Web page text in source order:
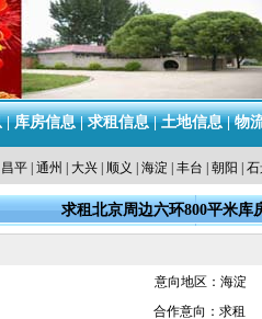
|库房信息|求租信息|土地信息|物
昌平 通州 大兴 顺义 海淀 丰台 朝阳
求租北京周边六环800平米库
意向地区：海淀
合作意向：求租